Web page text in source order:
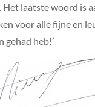
laatste woord is
voor alle fijne en
gehad heb!’